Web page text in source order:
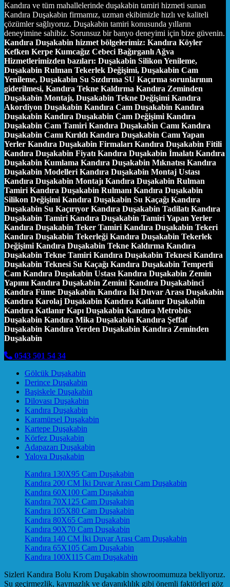
Kandıra ve tüm mahallelerinde duşakabin tamiri hizmeti sunan
Kandıra Duşakabin firmamız, uzman ekibimizle hızlı ve kaliteli
çözümler sağlıyoruz. Duşakabin tamiri konusunda yılların
deneyimine sahibiz. Sorunsuz bir banyo deneyimi için bize güvenin.
Kandıra Duşakabin hizmet bölgelerimiz: Kandıra Köyler
Kefken Kerpe Kumcağız Cebeci Bağırganlı Ağva
Hizmetlerimizden bazıları: Duşakabin Silikon Yenileme,
Duşakabin Rulman Tekerlek Değişimi, Duşakabin Cam
Yenileme, Duşakabin Su Sızdırma SU Kaçırma sorunlarının
giderilmesi, Kandıra Tekne Kaldırma Kandıra Zeminden
Duşakabin Montajı, Duşakabin Tekne Değişimi Kandıra
Akordiyon Duşakabin Kandıra Cam Duşakabin Kandıra
Duşakabin Kandıra Duşakabin Cam Değişimi Kandıra
Duşakabin Cam Tamiri Kandıra Duşakabin Camı Kandıra
Duşakabin Camı Kırıldı Kandıra Duşakabin Camı Yapan
Yerler Kandıra Duşakabin Firmaları Kandıra Duşakabin Fitili
Kandıra Duşakabin Fiyatı Kandıra Duşakabin İmalatı Kandıra
Duşakabin Kumlama Kandıra Duşakabin Mıknatısı Kandıra
Duşakabin Modelleri Kandıra Duşakabin Montaj Ustası
Kandıra Duşakabin Montajı Kandıra Duşakabin Rulman
Tamiri Kandıra Duşakabin Rulmanı Kandıra Duşakabin
Silikon Değişimi Kandıra Duşakabin Su Kaçağı Kandıra
Duşakabin Su Kaçırıyor Kandıra Duşakabin Tadilatı Kandıra
Duşakabin Tamiri Kandıra Duşakabin Tamiri Yapan Yerler
Kandıra Duşakabin Teker Tamiri Kandıra Duşakabin Tekeri
Kandıra Duşakabin Tekerleği Kandıra Duşakabin Tekerlek
Değişimi Kandıra Duşakabin Tekne Kaldırma Kandıra
Duşakabin Tekne Tamiri Kandıra Duşakabin Teknesi Kandıra
Duşakabin Teknesi Su Kaçağı Kandıra Duşakabin Temperli
Cam Kandıra Duşakabin Ustası Kandıra Duşakabin Zemin
Yapımı Kandıra Duşakabin Zemini Kandıra Duşakabinci
Kandıra Füme Duşakabin Kandıra İki Duvar Arası Duşakabin
Kandıra Karolaj Duşakabin Kandıra Katlanır Duşakabin
Kandıra Katlanır Kapı Duşakabin Kandıra Metrobüs
Duşakabin Kandıra Mika Duşakabin Kandıra Şeffaf
Duşakabin Kandıra Yerden Duşakabin Kandıra Zeminden
Duşakabin
0543 501 54 34
Gölcük Duşakabin
Derince Duşakabin
Başiskele Duşakabin
Dilovası Duşakabin
Kandıra Duşakabin
Karamürsel Duşakabin
Kartepe Duşakabin
Körfez Duşakabin
Adapazarı Duşakabin
Yalova Duşakabin
Kandıra 130X95 Cam Duşakabin
Kandıra 200 CM İki Duvar Arası Cam Duşakabin
Kandıra 60X100 Cam Duşakabin
Kandıra 70X125 Cam Duşakabin
Kandıra 105X80 Cam Duşakabin
Kandıra 80X65 Cam Duşakabin
Kandıra 90X70 Cam Duşakabin
Kandıra 140 CM İki Duvar Arası Cam Duşakabin
Kandıra 65X105 Cam Duşakabin
Kandıra 100X115 Cam Duşakabin
Sizleri Kandıra Bolu Krom Duşakabin showroomumuza bekliyoruz.
Su geçirmezlik, kaymazlık ve dayanıklılık gibi önemli faktörleri göz